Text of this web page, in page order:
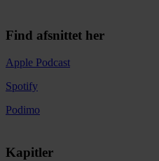
Find afsnittet her
Apple Podcast
Spotify
Podimo
Kapitler